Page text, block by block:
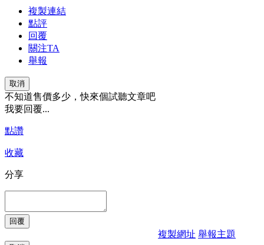
複製連結
點評
回覆
關注TA
舉報
取消
不知道售價多少，快來個試聽文章吧
我要回覆...
點讚
收藏
分享
複製網址 舉報主題